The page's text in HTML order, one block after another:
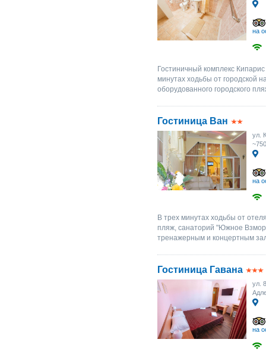
на
Гостиничный комплекс
минутах ходьбы от городской
оборудованного городского
Гостиница Ван
ул.
на
В трех минутах ходьбы от
пляж, санаторий "Южное
тренажерным и концертным
Гостиница Гавана
ул.
на